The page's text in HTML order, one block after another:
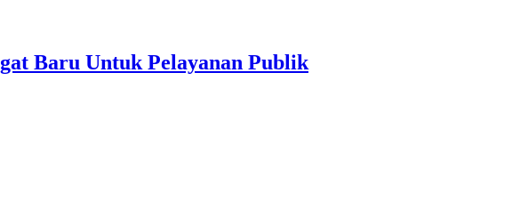
Baru Untuk Pelayanan Publik